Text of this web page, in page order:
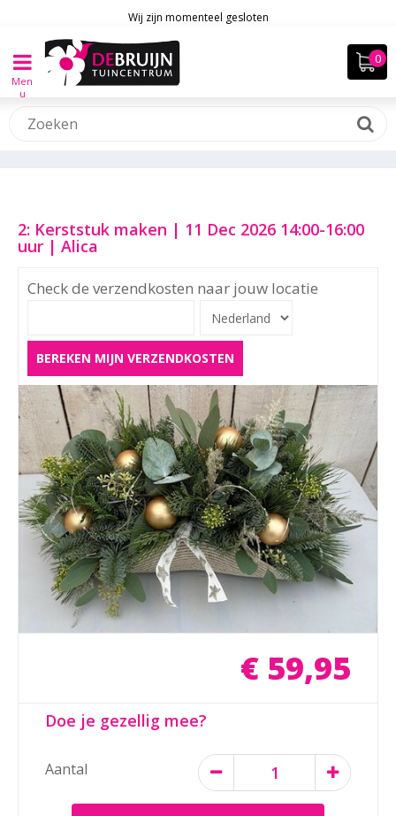
Men
u
Wij zijn momenteel gesloten
2: Kerststuk maken | 11 Dec 2026 14:00-16:00
uur | Alica
Check de verzendkosten naar jouw locatie
BEREKEN MIJN VERZENDKOSTEN
€ 59,95
Doe je gezellig mee?
Aantal